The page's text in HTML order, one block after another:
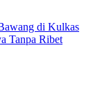
di Kulkas
Tanpa Ribet